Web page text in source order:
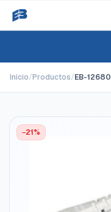
Inicio/Productos/EB-12680
−21%